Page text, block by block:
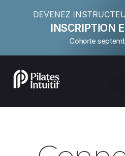
DEVENEZ
INSCRIPTION
Cohorte